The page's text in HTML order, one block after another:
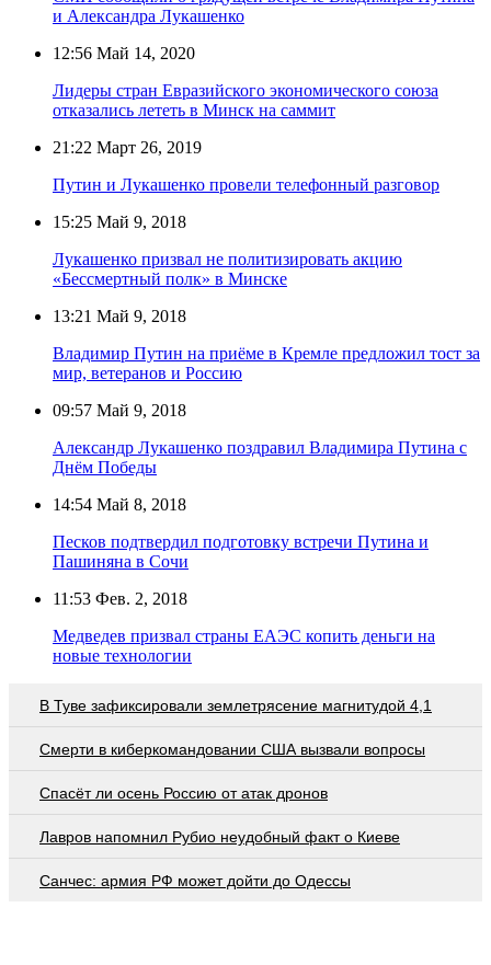
и Александра Лукашенко
12:56 Май 14, 2020
Лидеры стран Евразийского экономического союза
отказались лететь в Минск на саммит
21:22 Март 26, 2019
Путин и Лукашенко провели телефонный разговор
15:25 Май 9, 2018
Лукашенко призвал не политизировать акцию
«Бессмертный полк» в Минске
13:21 Май 9, 2018
Владимир Путин на приёме в Кремле предложил тост за
мир, ветеранов и Россию
09:57 Май 9, 2018
Александр Лукашенко поздравил Владимира Путина с
Днём Победы
14:54 Май 8, 2018
Песков подтвердил подготовку встречи Путина и
Пашиняна в Сочи
11:53 Фев. 2, 2018
Медведев призвал страны ЕАЭС копить деньги на
новые технологии
В Туве зафиксировали землетрясение магнитудой 4,1
Смерти в киберкомандовании США вызвали вопросы
Спасёт ли осень Россию от атак дронов
Лавров напомнил Рубио неудобный факт о Киеве
Санчес: армия РФ может дойти до Одессы